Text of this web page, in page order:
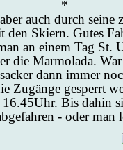
*
auch durch sei­ne
den Ski­ern. Gu­tes
an ei­nem Tag St.
die Mar­mo­la­da.
dann im­mer
Zu­gän­ge ge­sperrt
Bis da­hin
- oder man